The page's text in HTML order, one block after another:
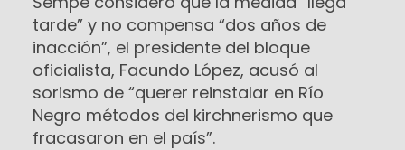
tarde” y no compensa “dos años de
inacción”, el presidente del bloque
oficialista, Facundo López, acusó al
sorismo de “querer reinstalar en Río
Negro métodos del kirchnerismo que
fracasaron en el país”.